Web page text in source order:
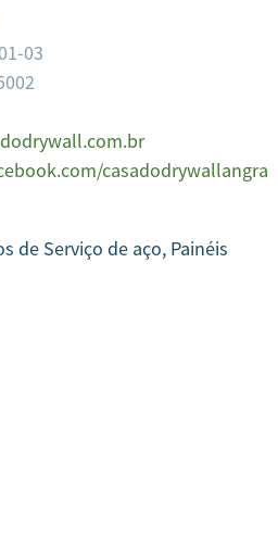
03
casadodrywallangra
de Serviço de aço, Painéis